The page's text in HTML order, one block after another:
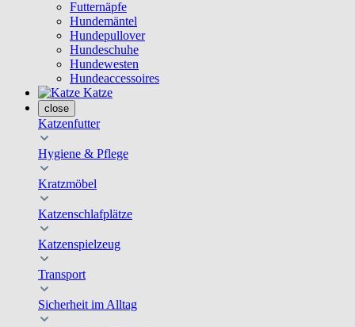
Futternäpfe
Hundemäntel
Hundepullover
Hundeschuhe
Hundewesten
Hundeaccessoires
Katze
close
Katzenfutter
Hygiene & Pflege
Kratzmöbel
Katzenschlafplätze
Katzenspielzeug
Transport
Sicherheit im Alltag